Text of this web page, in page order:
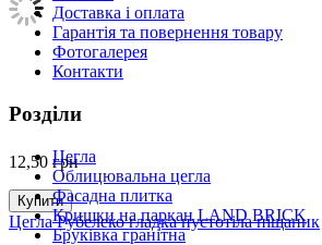
12,50 грн
Купити
Цегла Рубелеко гладка пустотіла піщаник
Доставка і оплата
Гарантія та повернення товару
Фотогалерея
Контакти
Розділи
Цегла
Облицювальна цегла
Фасадна плитка
Кришки на паркан LAND BRICK
Бруківка гранітна